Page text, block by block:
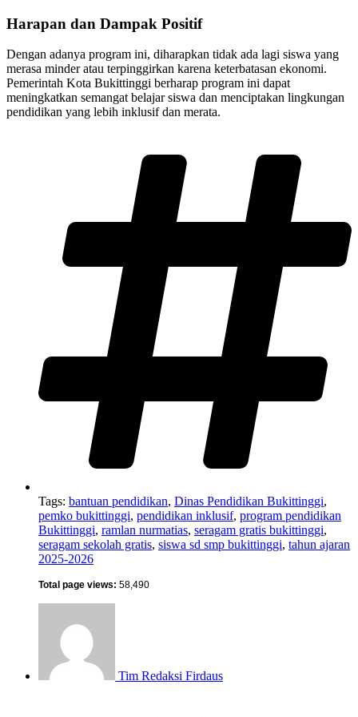
Harapan dan Dampak Positif
Dengan adanya program ini, diharapkan tidak ada lagi siswa yang
merasa minder atau terpinggirkan karena keterbatasan ekonomi.
Pemerintah Kota Bukittinggi berharap program ini dapat
meningkatkan semangat belajar siswa dan menciptakan lingkungan
pendidikan yang lebih inklusif dan merata.
Tags: bantuan pendidikan, Dinas Pendidikan Bukittinggi,
pemko bukittinggi, pendidikan inklusif, program pendidikan
Bukittinggi, ramlan nurmatias, seragam gratis bukittinggi,
seragam sekolah gratis, siswa sd smp bukittinggi, tahun ajaran
2025-2026
Total page views: 58,490
Tim Redaksi Firdaus